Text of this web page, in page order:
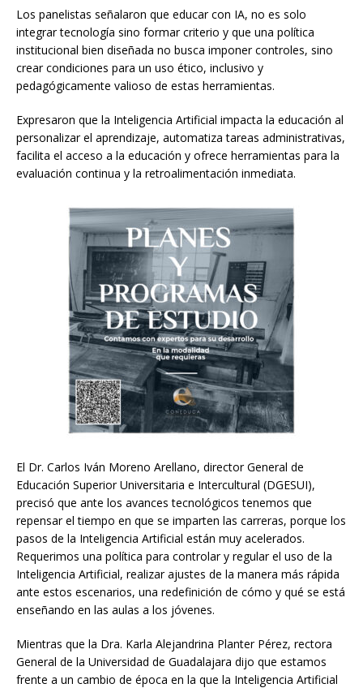
Los panelistas señalaron que educar con IA, no es solo
integrar tecnología sino formar criterio y que una política
institucional bien diseñada no busca imponer controles, sino
crear condiciones para un uso ético, inclusivo y
pedagógicamente valioso de estas herramientas.
Expresaron que la Inteligencia Artificial impacta la educación al
personalizar el aprendizaje, automatiza tareas administrativas,
facilita el acceso a la educación y ofrece herramientas para la
evaluación continua y la retroalimentación inmediata.
El Dr. Carlos Iván Moreno Arellano, director General de
Educación Superior Universitaria e Intercultural (DGESUI),
precisó que ante los avances tecnológicos tenemos que
repensar el tiempo en que se imparten las carreras, porque los
pasos de la Inteligencia Artificial están muy acelerados.
Requerimos una política para controlar y regular el uso de la
Inteligencia Artificial, realizar ajustes de la manera más rápida
ante estos escenarios, una redefinición de cómo y qué se está
enseñando en las aulas a los jóvenes.
Mientras que la Dra. Karla Alejandrina Planter Pérez, rectora
General de la Universidad de Guadalajara dijo que estamos
frente a un cambio de época en la que la Inteligencia Artificial